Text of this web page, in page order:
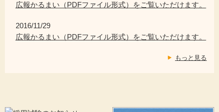
広報かるまい（PDFファイル形式）をご覧いただけます。
2016/11/29
広報かるまい（PDFファイル形式）をご覧いただけます。
もっと見る